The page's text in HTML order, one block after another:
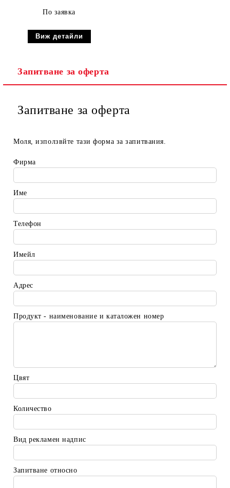
По заявка
Виж детайли
Запитване за оферта
Запитване за оферта
Моля, използвйте тази форма за запитвания.
Фирма
Име
Телефон
Имейл
Адрес
Продукт - наименование и каталожен номер
Цвят
Количество
Вид рекламен надпис
Запитване относно